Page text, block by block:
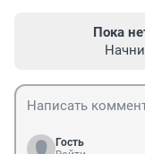
Пока
Гость